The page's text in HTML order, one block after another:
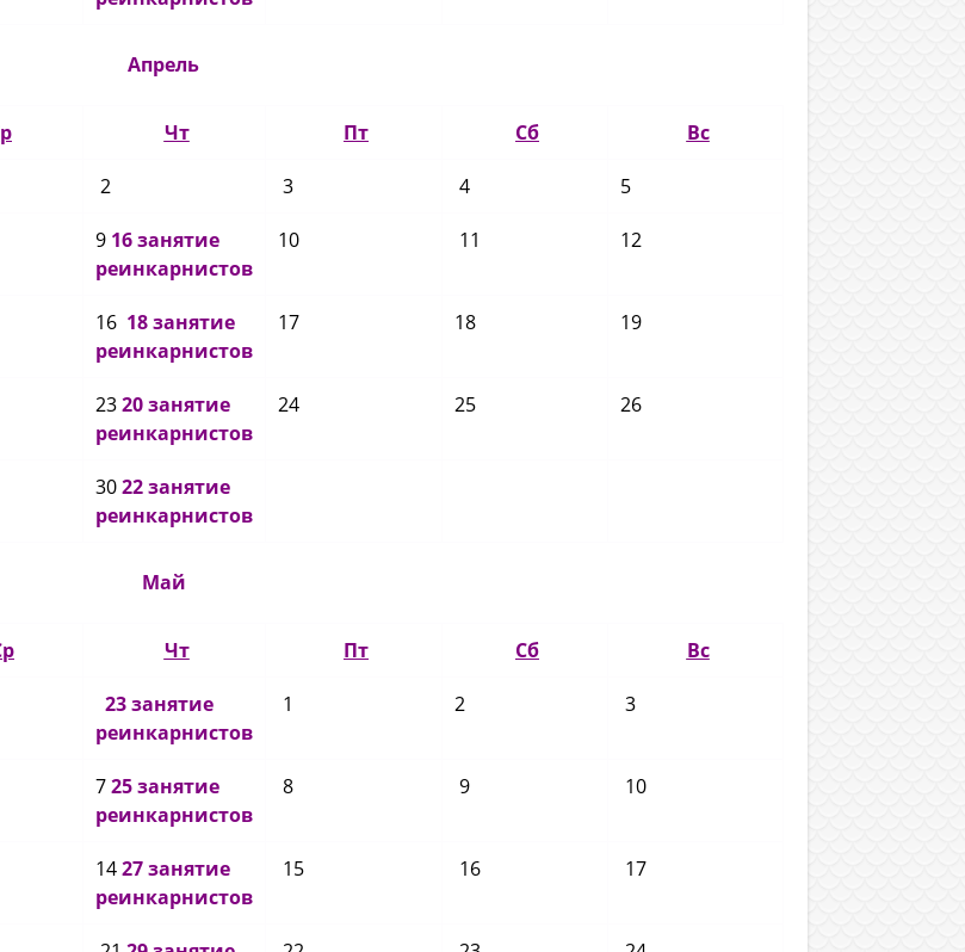
Апрель
Чт Пт Сб Вс
2 3 4 5
9 16 занятие
реинкарнистов
10 11 12
16 18 занятие
реинкарнистов
17 18 19
2320 занятие
реинкарнистов
24 25 26
3022 занятие
реинкарнистов
Май
Чт Пт Сб Вс
23 занятие
реинкарнистов
1 2 3
725 занятие
реинкарнистов
8 9 10
1427 занятие
реинкарнистов
15 16 17